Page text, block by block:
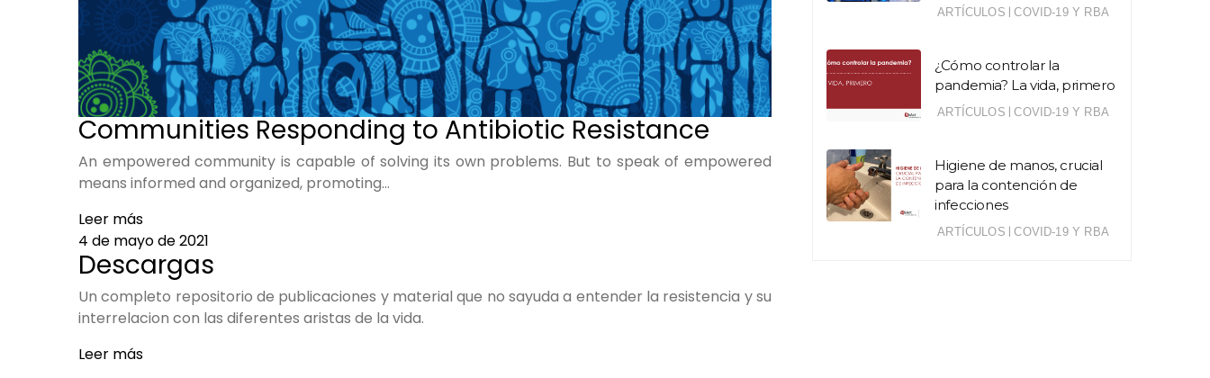
Communities Responding to Antibiotic Resistance
An empowered community is capable of solving its own problems. But to speak of empowered
means informed and organized, promoting…
Leer más
4 de mayo de 2021
Descargas
Un completo repositorio de publicaciones y material que no sayuda a entender la resistencia y su
interrelacion con las diferentes aristas de la vida.
Leer más
ARTÍCULOS | COVID-19 Y RBA
¿Cómo controlar la
pandemia? La vida, primero
ARTÍCULOS | COVID-19 Y RBA
Higiene de manos, crucial
para la contención de
infecciones
ARTÍCULOS | COVID-19 Y RBA